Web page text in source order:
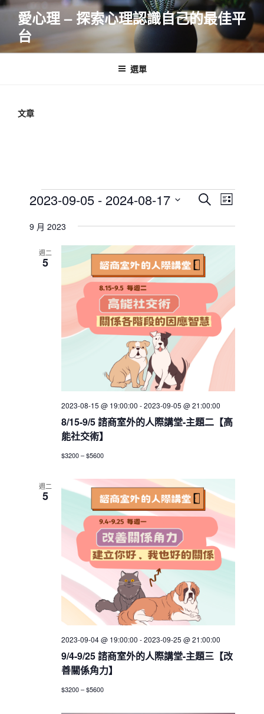
跳
要
愛心理 – 探索心理認識自己的最佳平
台
選單
文章
Events
E
e
n
t
s
e
a
r
n
d
w
s
a
v
g
a
t
i
o
S
a
c
h
E
e
n
w
s
N
i
a
n
L
t
2023-09-05 - 2024-08-17
e
9 月 2023
週二
5
8/15-9/5 諮商室外的人際講堂-主題二【高
能社交術】
2023-08-15 @ 19:00:00 -2023-09-05 @ 21:00:00
$3200 – $5600
週二
5
9/4-9/25 諮商室外的人際講堂-主題三【改
善關係角力】
2023-09-04 @ 19:00:00 -2023-09-25 @ 21:00:00
$3200 – $5600